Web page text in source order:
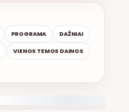
PROGRAMA DAŽNIAI
VIENOS TEMOS DAINOS